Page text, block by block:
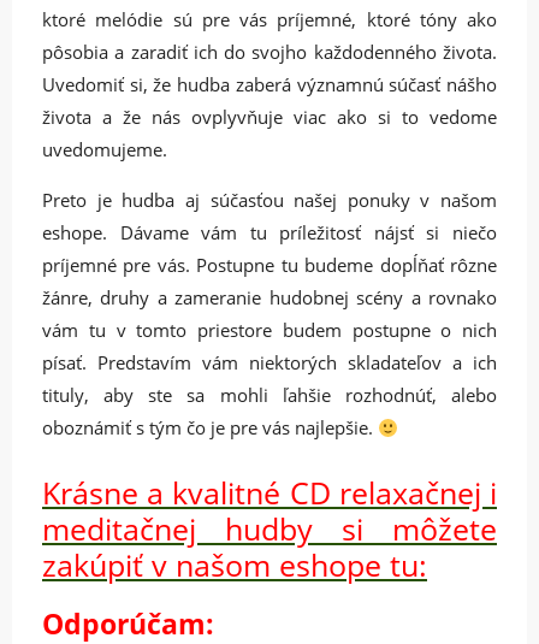
ktoré melódie sú pre vás príjemné, ktoré tóny ako
pôsobia a zaradiť ich do svojho každodenného života.
Uvedomiť si, že hudba zaberá významnú súčasť nášho
života a že nás ovplyvňuje viac ako si to vedome
uvedomujeme.
Preto je hudba aj súčasťou našej ponuky v našom
eshope. Dávame vám tu príležitosť nájsť si niečo
príjemné pre vás. Postupne tu budeme dopĺňať rôzne
žánre, druhy a zameranie hudobnej scény a rovnako
vám tu v tomto priestore budem postupne o nich
písať. Predstavím vám niektorých skladateľov a ich
tituly, aby ste sa mohli ľahšie rozhodnúť, alebo
oboznámiť s tým čo je pre vás najlepšie.
Krásne a kvalitné CD relaxačnej i
meditačnej hudby si môžete
zakúpiť v našom eshope tu:
Odporúčam: